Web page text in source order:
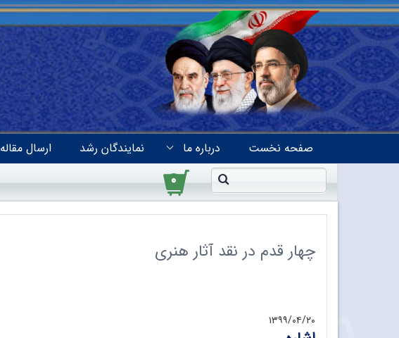
صفحه نخست درباره ما نمایندگان رشد ارسال مقاله
۰
چهار قدم در نقد آثار هنری
۱۳۹۹/۰۴/۲۰